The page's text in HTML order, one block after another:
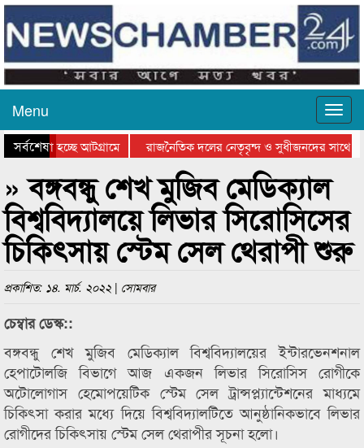
Menu
সর্বশেষহচ্ছে আটগ্রামে
রাজনৈতিক দলের নেতৃবৃন্দ ও সুধীজনদের সাথে
সিলেটে বাংলাদেশ গ্রুপ থিয়েটার ফেডারেশানের
» বঙ্গবন্ধু শেখ মুজিব মেডিক্যাল
বিশ্ববিদ্যালয়ে লিভার সিরোসিসের
চিকিৎসায় স্টেম সেল থেরাপী শুরু
প্রকাশিত: ১৪. মার্চ. ২০২২ | সোমবার
চেম্বার ডেস্ক::
বঙ্গবন্ধু শেখ মুজিব মেডিক্যাল বিশ্ববিদ্যালয়ের ইন্টারভেনশনাল
হেপাটোলজি বিভাগে আজ একজন লিভার সিরোসিস রোগীকে
অটোলোগাস হেমোপয়েটিক স্টেম সেল ট্রান্সপ্ল্যান্টেশনের মাধ্যমে
চিকিৎসা করার মধ্যে দিয়ে বিশ্ববিদ্যালটিতে আনুষ্ঠানিকভাবে লিভার
রোগীদের চিকিৎসায় স্টেম সেল থেরাপীর সূচনা হলো।